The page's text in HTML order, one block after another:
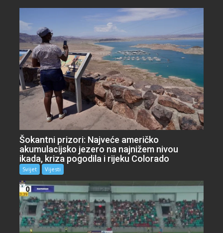
Šokantni prizori: Najveće američko
akumulacijsko jezero na najnižem nivou
ikada, kriza pogodila i rijeku Colorado
Svijet Vijesti